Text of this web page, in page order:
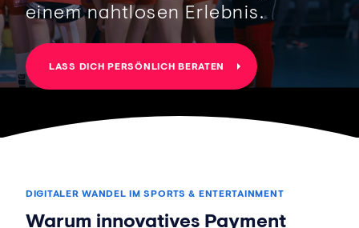
einem nahtlosen Erlebnis.
LASS DICH PERSÖNLICH BERATEN
DIGITALER WANDEL IM SPORTS & ENTERTAINMENT
Warum innovatives Payment